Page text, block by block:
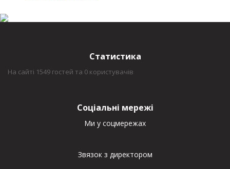
Статистика
На сайті 1549 гостей та 0 користувачів
Соціальні мережі
Ми у соцмережах
Звязок з директором